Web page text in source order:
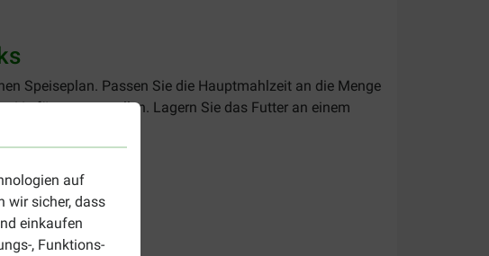
auf
wir sicher, dass
einkaufen
, Funktions-
Speiseplan. Passen Sie die Hauptmahlzeit an die Menge
Verfügung zu stellen. Lagern Sie das Futter an einem